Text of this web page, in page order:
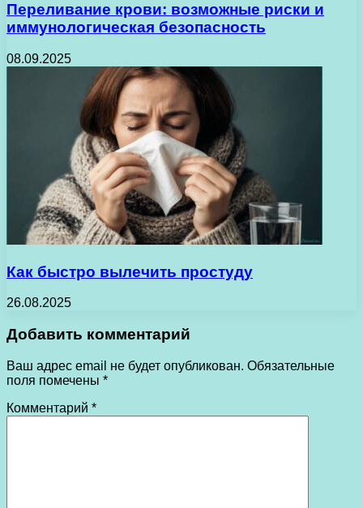
Переливание крови: возможные риски и
иммунологическая безопасность
08.09.2025
Как быстро вылечить простуду
26.08.2025
Добавить комментарий
Ваш адрес email не будет опубликован. Обязательные
поля помечены *
Комментарий *